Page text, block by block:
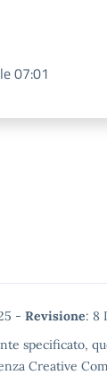
07:01
- Revisione: 8
specificato,
Creative